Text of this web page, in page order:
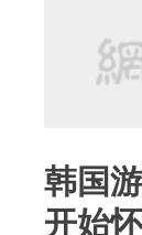
韩国
开始